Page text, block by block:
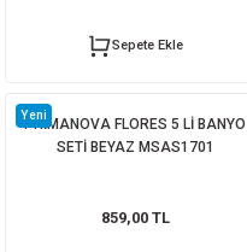
Sepete Ekle
Yeni
PRİMANOVA FLORES 5 Lİ BANYO
SETİ BEYAZ MSAS1701
859,00 TL